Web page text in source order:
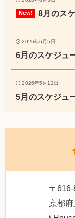
8月のス
2026年6月5日
6月のスケジュ
2026年5月12日
5月のスケジュ
〒
京都